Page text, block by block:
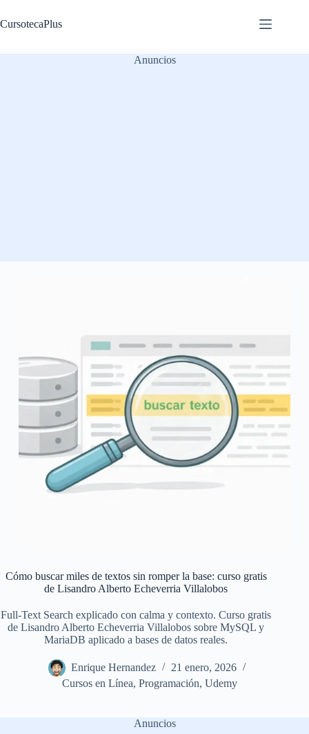
al
contenido
CursotecaPlus
Anuncios
Cómo buscar miles de textos sin romper la base: curso gratis
de Lisandro Alberto Echeverria Villalobos
Full-Text Search explicado con calma y contexto. Curso gratis
de Lisandro Alberto Echeverria Villalobos sobre MySQL y
MariaDB aplicado a bases de datos reales.
Enrique Hernandez
21 enero, 2026
Cursos en Línea,Programación,Udemy
Anuncios